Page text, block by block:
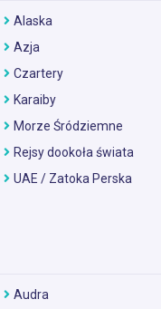
Alaska
Azja
Czartery
Karaiby
Morze Śródziemne
Rejsy dookoła świata
UAE / Zatoka Perska
Audra